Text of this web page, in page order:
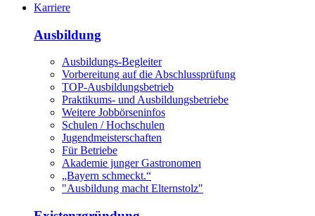
Karriere
Ausbildung
Ausbildungs-Begleiter
Vorbereitung auf die Abschlussprüfung
TOP-Ausbildungsbetrieb
Praktikums- und Ausbildungsbetriebe
Weitere Jobbörseninfos
Schulen / Hochschulen
Jugendmeisterschaften
Für Betriebe
Akademie junger Gastronomen
„Bayern schmeckt.“
"Ausbildung macht Elternstolz"